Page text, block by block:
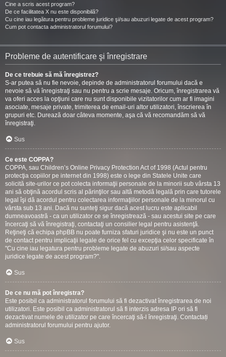
Cine a scris acest program?
De ce facilitatea X nu este disponibilă?
Cu cine iau legătura pentru probleme juridice şi/sau abuzuri legate de acest program?
Cum pot contacta administratorul forumului?
Probleme de autentificare şi înregistrare
De ce trebuie să mă înregistrez?
S-ar putea să nu fie nevoie, depinde de administratorul forumului dacă e
nevoie să vă înregistraţi sau nu pentru a scrie mesaje. Oricum, înregistrarea vă
va oferi acces la opţiuni care nu sunt disponibile vizitatorilor cum ar fi imagini
asociate, mesaje private, trimiterea de email-uri altor utilizatori, înscrierea în
grupuri etc. Durează doar câteva momente, aşa că vă recomandăm să vă
înregistraţi.
Sus
Ce este COPPA?
COPPA, sau Children’s Online Privacy Protection Act of 1998 (Actul pentru
protecţia copiilor pe internet din 1998) este o lege din Statele Unite care
solicită site-urilor ce pot colecta informaţii personale de la minorii sub vârsta 13
ani să obţină acordul scris al părinţilor sau altă metodă legală prin care tutorele
legal îşi dă acordul pentru colectarea informaţiilor personale de la minorul cu
vârsta sub 13 ani. Dacă nu sunteţi sigur dacă acest lucru este aplicabil
dumneavoastră - ca un utilizator ce se înregistrează - sau acestui site pe care
încercaţi să vă înregistraţi, contactaţi un consilier legal pentru asistenţă.
Reţineţi că echipa phpBB nu poate furniza sfaturi juridice şi nu este un punct
de contact pentru implicaţii legale de orice fel cu excepţia celor specificate în
"Cu cine iau legatura pentru probleme legate de abuzuri si/sau aspecte
juridice legate de acest program?".
Sus
De ce nu mă pot înregistra?
Este posibil ca administratorul forumului să fi dezactivat înregistrarea de noi
utilizatori. Este posibil ca administratorul să fi interzis adresa IP ori să fi
dezactivat numele de utilizator pe care încercaţi să-l înregistraţi. Contactați
administratorul forumului pentru ajutor.
Sus